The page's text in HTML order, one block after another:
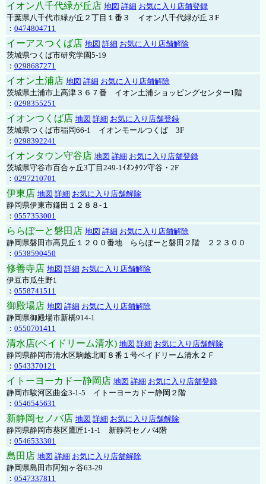
イオン八千代緑が丘店 地図 詳細 お気に入り店舗登録
千葉県八千代市緑が丘２丁目１番３ イオン八千代緑が丘３F
： 0474804711
イーアスつくば店 地図 詳細 お気に入り店舗解除
茨城県つくば市研究学園5-19
： 0298687271
イオン土浦店 地図 詳細 お気に入り店舗解除
茨城県土浦市上高津３６７番 イオン土浦ショッピングセンター1階
： 0298355251
イオンつくば店 地図 詳細 お気に入り店舗登録
茨城県つくば市稲岡66-1 イオンモールつくば 3F
： 0298392241
イオンタウン守谷店 地図 詳細 お気に入り店舗登録
茨城県守谷市百合ヶ丘3丁目249-1ｲｵﾝﾀｳﾝ守谷・2F
： 0297210701
伊東店 地図 詳細 お気に入り店舗解除
静岡県伊東市鎌田１２８８-１
： 0557353001
ららぽーと磐田店 地図 詳細 お気に入り店舗解除
静岡県磐田市高見丘１２００番地 ららぽーと磐田２階 ２２３００
： 0538590450
修善寺店 地図 詳細 お気に入り店舗解除
伊豆市瓜生野1
： 0558741511
御殿場店 地図 詳細 お気に入り店舗解除
静岡県御殿場市新橋914-1
： 0550701411
清水店(ベイドリーム清水) 地図 詳細 お気に入り店舗解除
静岡県静岡市清水区駒越北町８番１号ベイドリーム清水２Ｆ
： 0543370121
イトーヨーカドー静岡店 地図 詳細 お気に入り店舗登録
静岡市駿河区曲金3-1-5 イトーヨーカドー静岡２階
： 0546545631
新静岡セノバ店 地図 詳細 お気に入り店舗解除
静岡県静岡市葵区鷹匠1-1-1 新静岡セノバ4階
： 0546533301
島田店 地図 詳細 お気に入り店舗解除
静岡県島田市阿知ヶ谷63-29
： 0547337811